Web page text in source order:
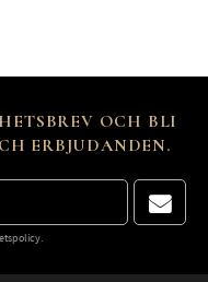
OCH BLI
ERBJUDANDEN.
.